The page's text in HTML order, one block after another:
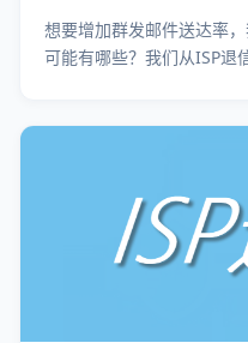
想要增加群发邮件送达率
可能有哪些？我们从ISP